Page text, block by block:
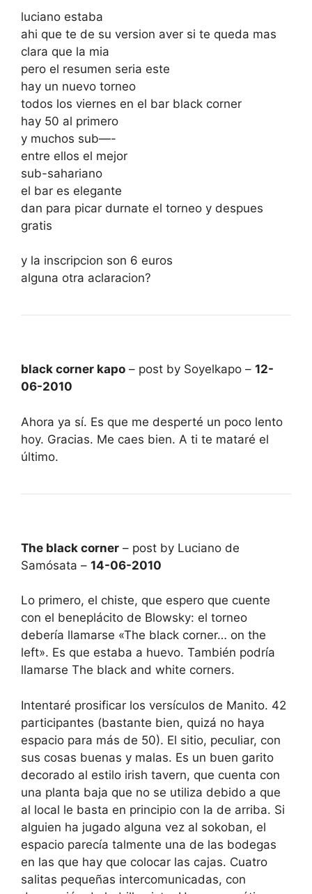
luciano estaba
ahi que te de su version aver si te queda mas
clara que la mia
pero el resumen seria este
hay un nuevo torneo
todos los viernes en el bar black corner
hay 50 al primero
y muchos sub—-
entre ellos el mejor
sub-sahariano
el bar es elegante
dan para picar durnate el torneo y despues
gratis
y la inscripcion son 6 euros
alguna otra aclaracion?
black corner kapo – post by Soyelkapo – 12-
06-2010
Ahora ya sí. Es que me desperté un poco lento
hoy. Gracias. Me caes bien. A ti te mataré el
último.
The black corner – post by Luciano de
Samósata – 14-06-2010
Lo primero, el chiste, que espero que cuente
con el beneplácito de Blowsky: el torneo
debería llamarse «The black corner… on the
left». Es que estaba a huevo. También podría
llamarse The black and white corners.
Intentaré prosificar los versículos de Manito. 42
participantes (bastante bien, quizá no haya
espacio para más de 50). El sitio, peculiar, con
sus cosas buenas y malas. Es un buen garito
decorado al estilo irish tavern, que cuenta con
una planta baja que no se utiliza debido a que
al local le basta en principio con la de arriba. Si
alguien ha jugado alguna vez al sokoban, el
espacio parecía talmente una de las bodegas
en las que hay que colocar las cajas. Cuatro
salitas pequeñas intercomunicadas, con